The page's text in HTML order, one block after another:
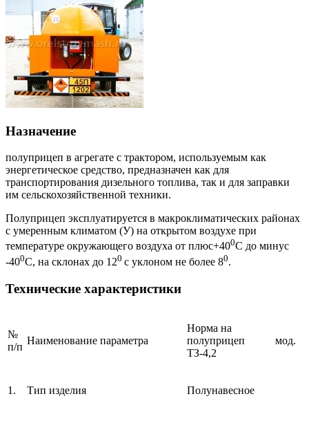
Назначение
полуприцеп в агрегате с трактором, используемым как
энергетическое средство, предназначен как для
транспортирования дизельного топлива, так и для заправки
им сельскохозяйственной техники.
Полуприцеп эксплуатируется в макроклиматических районах
с умеренным климатом (У) на открытом воздухе при
температуре окружающего воздуха от плюс+400С до минус
-400С, на склонах до 120 с уклоном не более 80.
Технические характеристики
№
п/п
Наименование параметра
Норма на
полуприцеп мод.
ТЗ-4,2
1. Тип изделия Полунавесное